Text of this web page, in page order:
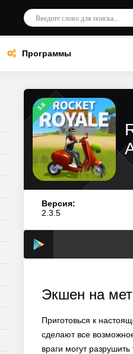
Программы
3.8
Версия:
2.3.5
Экшен на
Приготовься к
сделают все
враги могут